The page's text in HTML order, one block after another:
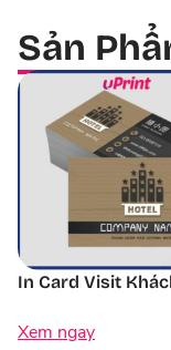
Sản
In Card Visit Spa,
Xem ngay